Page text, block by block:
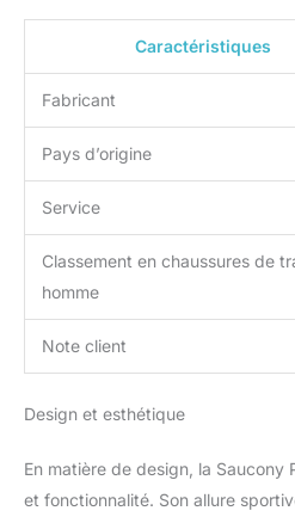
Caractéristiques
Fabricant
Pays d’origine
Service
Classement en chaussures de
homme
Note client
Design et esthétique
En matière de design, la Saucony
et fonctionnalité. Son allure